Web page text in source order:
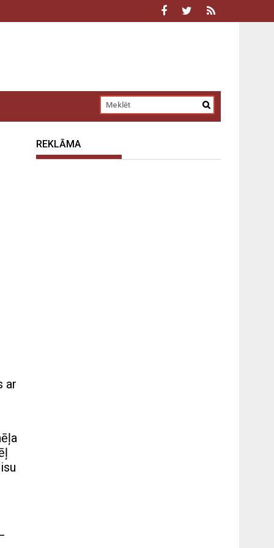
ar
REKLĀMA